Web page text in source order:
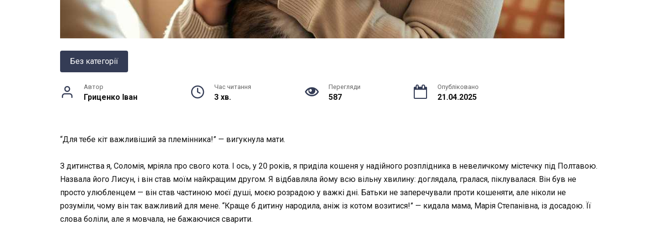
Без категорії
Автор
Гриценко Іван
Час читання
3 хв.
Перегляди
587
Опубліковано
21.04.2025
“Для тебе кіт важливіший за племінника!” — вигукнула мати.
З дитинства я, Соломія, мріяла про свого кота. І ось, у 20 років, я приділа кошеня у надійного розплідника в невеличкому містечку під Полтавою.
Назвала його Лисун, і він став моїм найкращим другом. Я відбавляла йому всю вільну хвилину: доглядала, гралася, піклувалася. Він був не
просто улюбленцем — він став частиною моєї душі, моєю розрадою у важкі дні. Батьки не заперечували проти кошеняти, але ніколи не
розуміли, чому він так важливий для мене. “Краще б дитину народила, аніж із котом возитися!” — кидала мама, Марія Степанівна, із досадою. Її
слова боліли, але я мовчала, не бажаючися сварити.